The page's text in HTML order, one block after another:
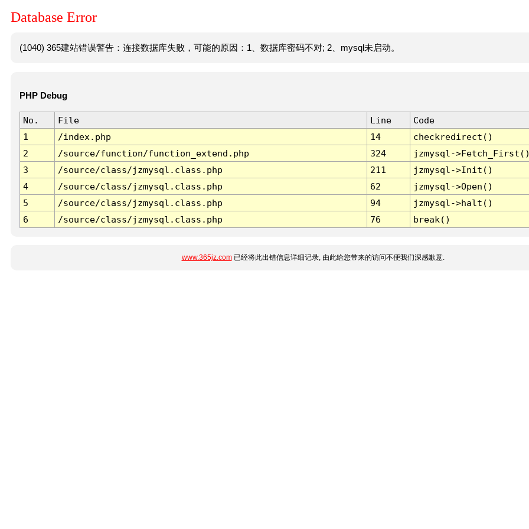
Database Error
(1040) 365建站错误警告：连接数据库失败，可能的原因：1、数据库密码不对; 2、mysql未启动。
PHP Debug
No. File Line
Code
1
/index.php 14
checkredirect()
2
/source/function/function_extend.php 324
jzmysql-
3
/source/class/jzmysql.class.php 211
jzmysql->Init()
4
/source/class/jzmysql.class.php 62
jzmysql->Open()
5
/source/class/jzmysql.class.php 94
jzmysql->halt()
6
/source/class/jzmysql.class.php 76 break()
www.365jz.com已经将此出错信息详细记录, 由此给您带来的访问不便我们深感歉意.